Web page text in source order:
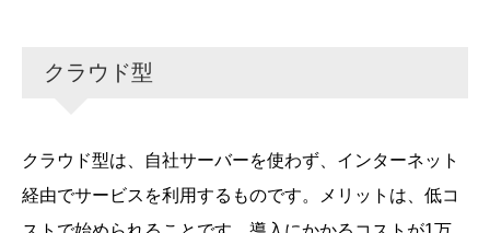
クラウド型
クラウド型は、自社サーバーを使わず、インターネット
経由でサービスを利用するものです。メリットは、低コ